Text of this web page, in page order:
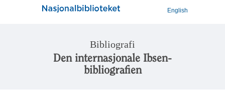
English
Bibliografi
Den internasjonale Ibsen-
bibliografien